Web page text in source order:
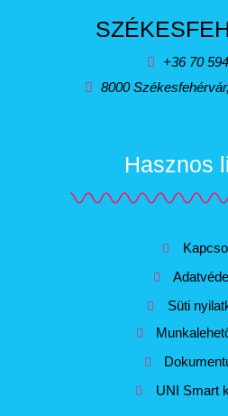
+36 70
8000
Hasznos
Süti
UNI Smart